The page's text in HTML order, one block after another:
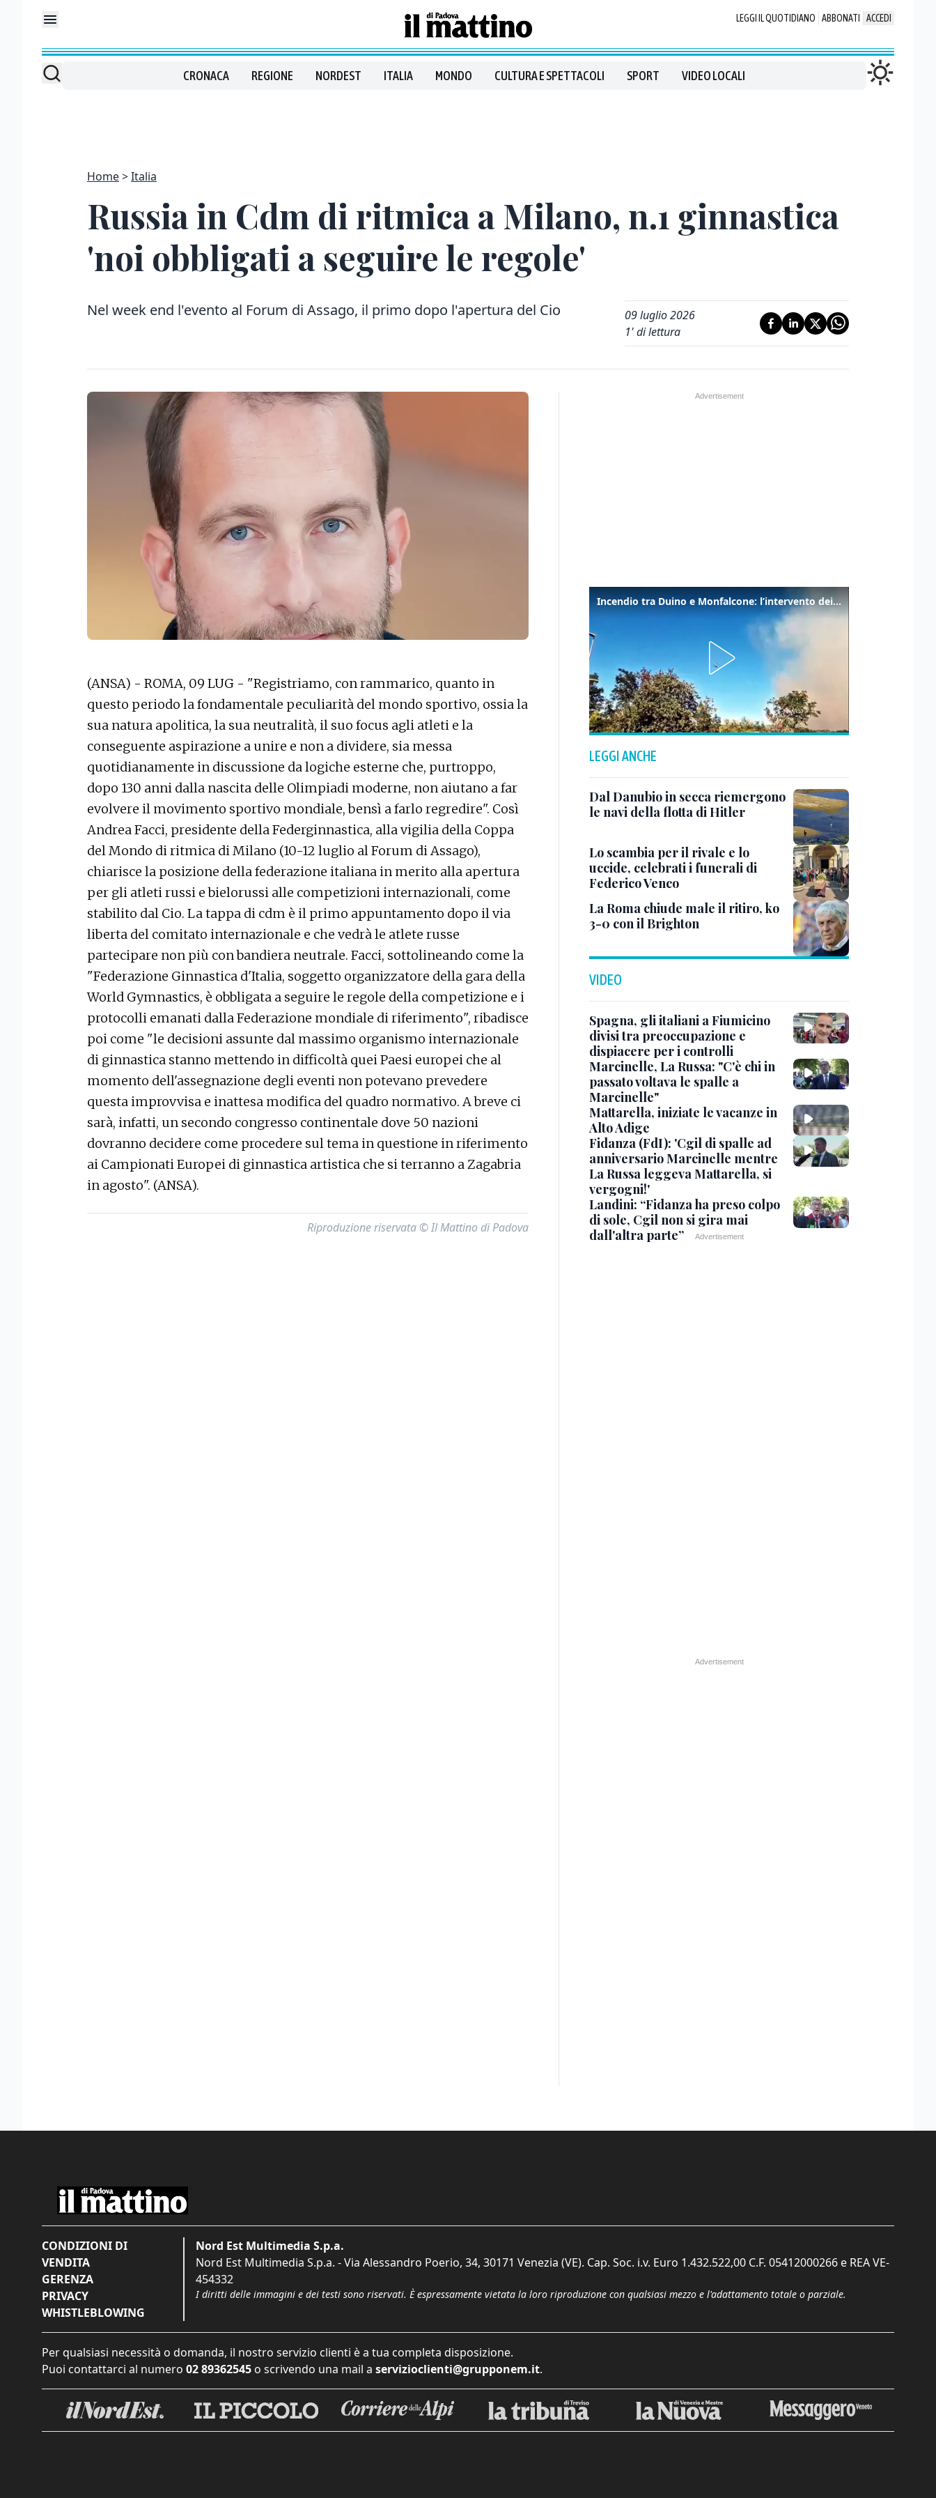
LEGGI IL QUOTIDIANO ABBONATI ACCEDI
CRONACA REGIONE NORDEST ITALIA MONDO CULTURA E SPETTACOLI SPORT VIDEO LOCALI
Home Italia
Russia in Cdm di ritmica a Milano, n.1 ginnastica
'noi obbligati a seguire le regole'
Nel week end l'evento al Forum di Assago, il primo dopo l'apertura del Cio
09 luglio 2026
1' di lettura
(ANSA) - ROMA, 09 LUG - "Registriamo, con rammarico, quanto in
questo periodo la fondamentale peculiarità del mondo sportivo, ossia la
sua natura apolitica, la sua neutralità, il suo focus agli atleti e la
conseguente aspirazione a unire e non a dividere, sia messa
quotidianamente in discussione da logiche esterne che, purtroppo,
dopo 130 anni dalla nascita delle Olimpiadi moderne, non aiutano a far
evolvere il movimento sportivo mondiale, bensì a farlo regredire". Così
Andrea Facci, presidente della Federginnastica, alla vigilia della Coppa
del Mondo di ritmica di Milano (10-12 luglio al Forum di Assago),
chiarisce la posizione della federazione italiana in merito alla apertura
per gli atleti russi e bielorussi alle competizioni internazionali, come
stabilito dal Cio. La tappa di cdm è il primo appuntamento dopo il via
liberta del comitato internazionale e che vedrà le atlete russe
partecipare non più con bandiera neutrale. Facci, sottolineando come la
"Federazione Ginnastica d'Italia, soggetto organizzatore della gara della
World Gymnastics, è obbligata a seguire le regole della competizione e i
protocolli emanati dalla Federazione mondiale di riferimento", ribadisce
poi come "le decisioni assunte dal massimo organismo internazionale
di ginnastica stanno mettendo in difficoltà quei Paesi europei che al
momento dell'assegnazione degli eventi non potevano prevedere
questa improvvisa e inattesa modifica del quadro normativo. A breve ci
sarà, infatti, un secondo congresso continentale dove 50 nazioni
dovranno decidere come procedere sul tema in questione in riferimento
ai Campionati Europei di ginnastica artistica che si terranno a Zagabria
in agosto". (ANSA).
Riproduzione riservata © Il Mattino di Padova
Incendio tra Duino e Monfalcone: l’intervento dei vigili del fuoco
LEGGI ANCHE
Dal Danubio in secca riemergono
le navi della flotta di Hitler
Lo scambia per il rivale e lo
uccide, celebrati i funerali di
Federico Venco
La Roma chiude male il ritiro, ko
3-0 con il Brighton
VIDEO
Spagna, gli italiani a Fiumicino
divisi tra preoccupazione e
dispiacere per i controlli
Marcinelle, La Russa: "C'è chi in
passato voltava le spalle a
Marcinelle"
Mattarella, iniziate le vacanze in
Alto Adige
Fidanza (FdI): 'Cgil di spalle ad
anniversario Marcinelle mentre
La Russa leggeva Mattarella, si
vergogni!'
Landini: “Fidanza ha preso colpo
di sole, Cgil non si gira mai
dall'altra parte”
CONDIZIONI DI
VENDITA
GERENZA
PRIVACY
WHISTLEBLOWING
Nord Est Multimedia S.p.a.
Nord Est Multimedia S.p.a. - Via Alessandro Poerio, 34, 30171 Venezia (VE). Cap. Soc. i.v. Euro 1.432.522,00 C.F. 05412000266 e REA VE-
454332
I diritti delle immagini e dei testi sono riservati. È espressamente vietata la loro riproduzione con qualsiasi mezzo e l'adattamento totale o parziale.
Per qualsiasi necessità o domanda, il nostro servizio clienti è a tua completa disposizione.
Puoi contattarci al numero 02 89362545 o scrivendo una mail a servizioclienti@grupponem.it.